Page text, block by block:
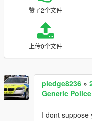
赞了2个文件
上传0个文件
pledge8236 »
Generic
I dont suppose